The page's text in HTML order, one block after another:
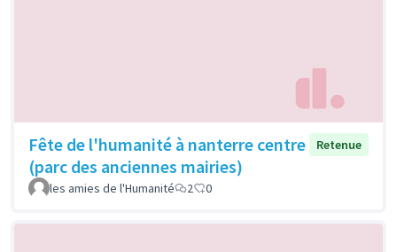
Fête de l'humanité à nanterre centre
(parc des anciennes mairies)
Retenue
les amies de l'Humanité 2 0